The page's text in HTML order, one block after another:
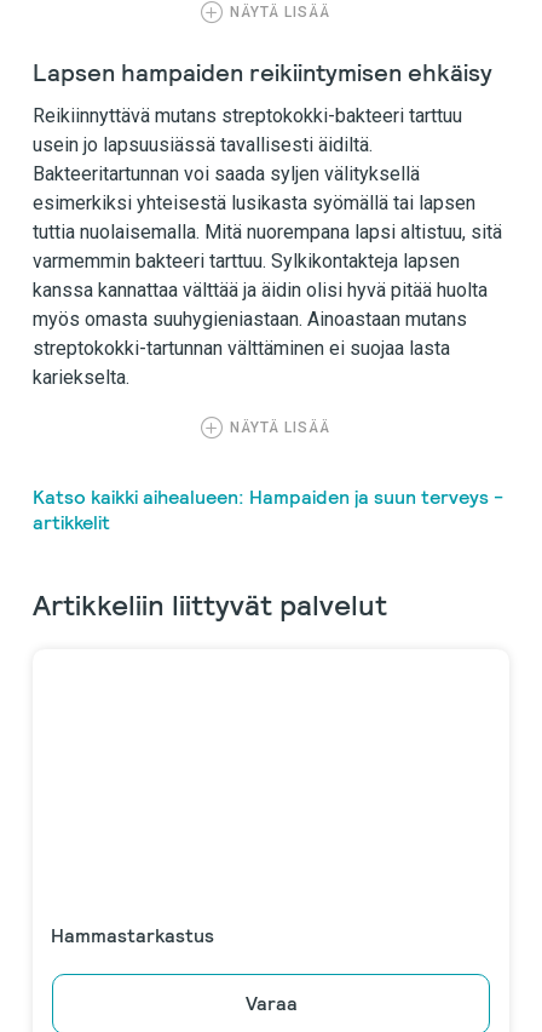
NÄYTÄ LISÄÄ
Lapsen hampaiden reikiintymisen ehkäisy
Reikiinnyttävä mutans streptokokki-bakteeri tarttuu
usein jo lapsuusiässä tavallisesti äidiltä.
Bakteeritartunnan voi saada syljen välityksellä
esimerkiksi yhteisestä lusikasta syömällä tai lapsen
tuttia nuolaisemalla. Mitä nuorempana lapsi altistuu, sitä
varmemmin bakteeri tarttuu. Sylkikontakteja lapsen
kanssa kannattaa välttää ja äidin olisi hyvä pitää huolta
myös omasta suuhygieniastaan. Ainoastaan mutans
streptokokki-tartunnan välttäminen ei suojaa lasta
kariekselta.
NÄYTÄ LISÄÄ
Katso kaikki aihealueen: Hampaiden ja suun terveys -
artikkelit
Artikkeliin liittyvät palvelut
Hammastarkastus
Varaa